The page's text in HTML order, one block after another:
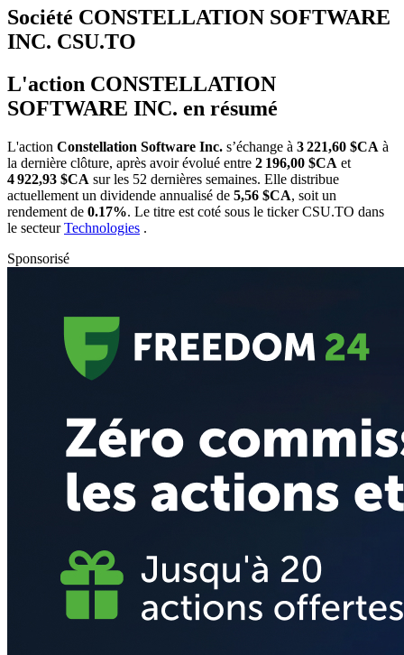
Société CONSTELLATION SOFTWARE
INC. CSU.TO
L'action CONSTELLATION
SOFTWARE INC. en résumé
L'action Constellation Software Inc. s’échange à 3 221,60 $CA à
la dernière clôture, après avoir évolué entre 2 196,00 $CA et
4 922,93 $CA sur les 52 dernières semaines. Elle distribue
actuellement un dividende annualisé de 5,56 $CA, soit un
rendement de 0.17%. Le titre est coté sous le tickerCSU.TO dans
le secteurTechnologies .
Sponsorisé